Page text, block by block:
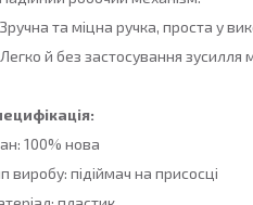
та міцна ручка, проста у
й без застосування
100% нова
виробу: підіймач на присосці